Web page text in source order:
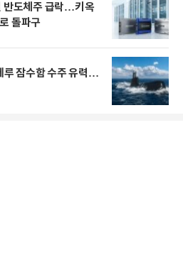
반도체주 급락…키옥
돌파구
루 잠수함 수주 유력…